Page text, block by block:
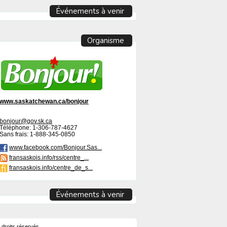
Événements à venir
Organisme
www.saskatchewan.ca/bonjour
bonjour@gov.sk.ca
Téléphone: 1-306-787-4627
Sans frais: 1-888-345-0850
www.facebook.com/Bonjour.Sas...
fransaskois.info/rss/centre_...
fransaskois.info/centre_de_s...
Événements à venir